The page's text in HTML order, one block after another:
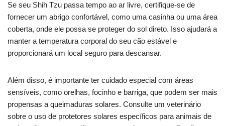
Se seu Shih Tzu passa tempo ao ar livre, certifique-se de
fornecer um abrigo confortável, como uma casinha ou uma área
coberta, onde ele possa se proteger do sol direto. Isso ajudará a
manter a temperatura corporal do seu cão estável e
proporcionará um local seguro para descansar.
Além disso, é importante ter cuidado especial com áreas
sensíveis, como orelhas, focinho e barriga, que podem ser mais
propensas a queimaduras solares. Consulte um veterinário
sobre o uso de protetores solares específicos para animais de